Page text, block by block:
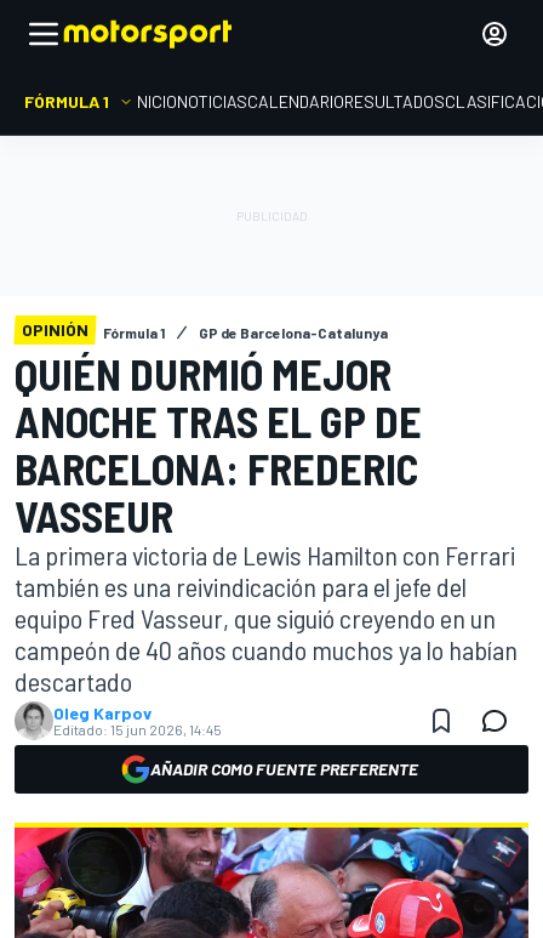
FÓRMULA 1 INICIONOTICIASCALENDARIORESULTADOS
OPINIÓN Fórmula 1 GP de Barcelona-Catalunya
QUIÉN DURMIÓ MEJOR
ANOCHE TRAS EL GP DE
BARCELONA: FREDERIC
VASSEUR
La primera victoria de Lewis Hamilton con Ferrari
también es una reivindicación para el jefe del
equipo Fred Vasseur, que siguió creyendo en un
campeón de 40 años cuando muchos ya lo habían
descartado
Oleg Karpov
Editado: 15 jun 2026, 14:45
AÑADIR COMO FUENTE PREFERENTE